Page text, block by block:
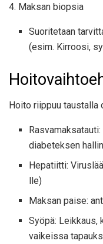
4. Maksan biopsia
Suoritetaan
(esim. Kirroosi,
Hoito riippuu
diabeteksen
Hepatiitti:
lle)
Maksan paise:
Syöpä: Leikkaus,
vaikeissa